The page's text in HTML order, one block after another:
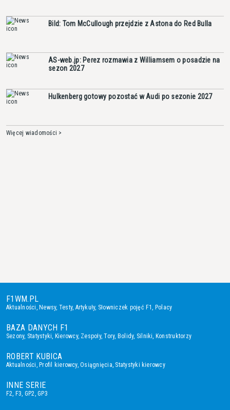
Bild: Tom McCullough przejdzie z Astona do Red Bulla
AS-web.jp: Perez rozmawia z Williamsem o posadzie na
sezon 2027
Hulkenberg gotowy pozostać w Audi po sezonie 2027
Więcej wiadomości >
F1WM.PL
Aktualności,Newsy, Testy, Artykuły, Słowniczek pojęć F1, Polacy
BAZA DANYCH F1
Sezony, Statystyki, Kierowcy, Zespoły,Tory, Bolidy, Silniki, Konstruktorzy
ROBERT KUBICA
Aktualności,Profil kierowcy,Osiągnięcia, Statystyki kierowcy
INNE SERIE
F2, F3, GP2,GP3